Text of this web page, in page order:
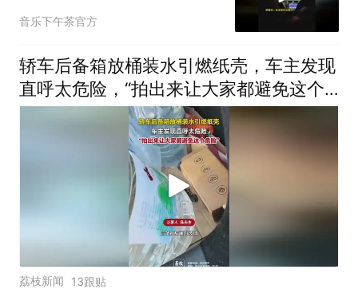
看他到底去哪
音乐下午茶官方
轿车后备箱放桶装水引燃纸壳，车主发现
直呼太危险，“拍出来让大家都避免这个
危险”
荔枝新闻 13跟贴